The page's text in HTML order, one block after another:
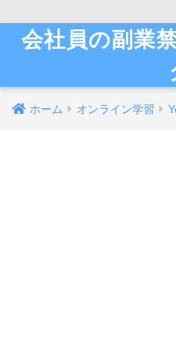
会社員の副業
ホーム オンライン学習